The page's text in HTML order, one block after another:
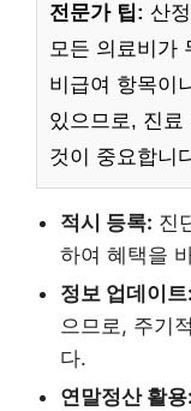
전문가 팁: 산
모든 의료비가
비급여 항목이
있으므로, 진
것이 중요합니
적시 등록: 진
하여 혜택을
정보 업데이트:
으므로, 주기
다.
연말정산 활용: